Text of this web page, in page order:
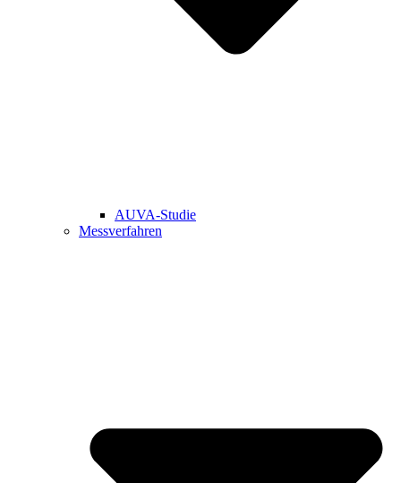
AUVA-Studie
Messverfahren